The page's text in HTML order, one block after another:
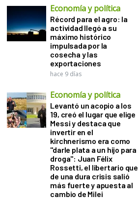
Economía y política
Récord para el agro: la
actividad llegó a su
máximo histórico
impulsada por la
cosecha y las
exportaciones
hace 9 días
Economía y política
Levantó un acopio a los
19, creó el lugar que elige
Messi y destaca que
invertir en el
kirchnerismo era como
"darle plata a un hijo para
droga": Juan Félix
Rossetti, el libertario que
de una dura crisis salió
más fuerte y apuesta al
cambio de Milei